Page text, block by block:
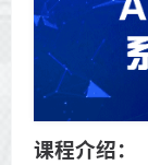
课程介绍：